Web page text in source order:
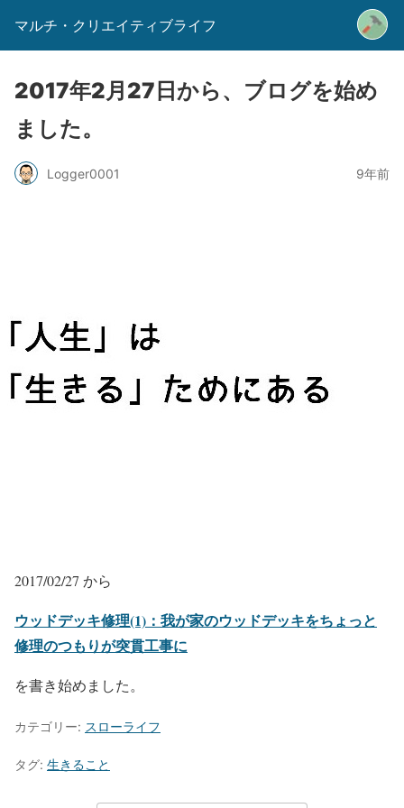
マルチ・クリエイティブライフ
2017年2月27日から、ブログを始め
ました。
Logger0001 9年前
2017/02/27 から
ウッドデッキ修理(1)：我が家のウッドデッキをちょっと
修理のつもりが突貫工事に
を書き始めました。
カテゴリー: スローライフ
タグ: 生きること